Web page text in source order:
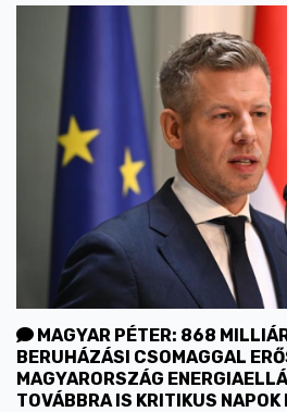
MAGYAR PÉTER: 868
BERUHÁZÁSI CSOMAGGAL
MAGYARORSZÁG
TOVÁBBRA IS KRITIKUS NAPOK